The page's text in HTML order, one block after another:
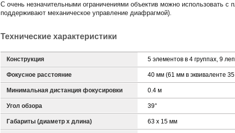
С очень незначительными ограничениями объектив можно использовать
поддерживают механическое управление диафрагмой).
Технические характеристики
Конструкция 5 элементов в 4 группах, 9
Фокусное расстояние 40 мм (61 мм в эквиваленте
Минимальная дистанция фокусировки 0.4 м
Угол обзора 39°
Габариты (диаметр х длина) 63 x 15 мм